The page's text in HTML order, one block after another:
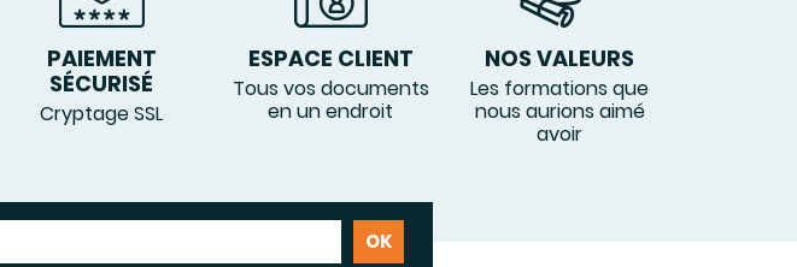
PAIEMENT
SÉCURISÉ
Cryptage SSL
ESPACE CLIENT
Tous vos documents
en un endroit
NOS VALEURS
Les formations que
nous aurions aimé
avoir